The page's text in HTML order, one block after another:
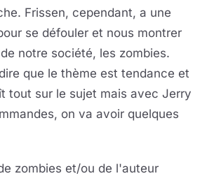
Frissen, cependant, a une
se défouler et nous montrer
notre société, les zombies.
que le thème est tendance et
tout sur le sujet mais avec Jerry
on va avoir quelques
zombies et/ou de l'auteur